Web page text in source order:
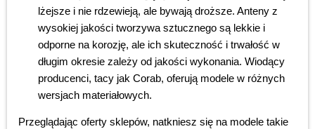
lżejsze i nie rdzewieją, ale bywają droższe. Anteny z
wysokiej jakości tworzywa sztucznego są lekkie i
odporne na korozję, ale ich skuteczność i trwałość w
długim okresie zależy od jakości wykonania. Wiodący
producenci, tacy jak Corab, oferują modele w różnych
wersjach materiałowych.
Przeglądając oferty sklepów, natkniesz się na modele takie